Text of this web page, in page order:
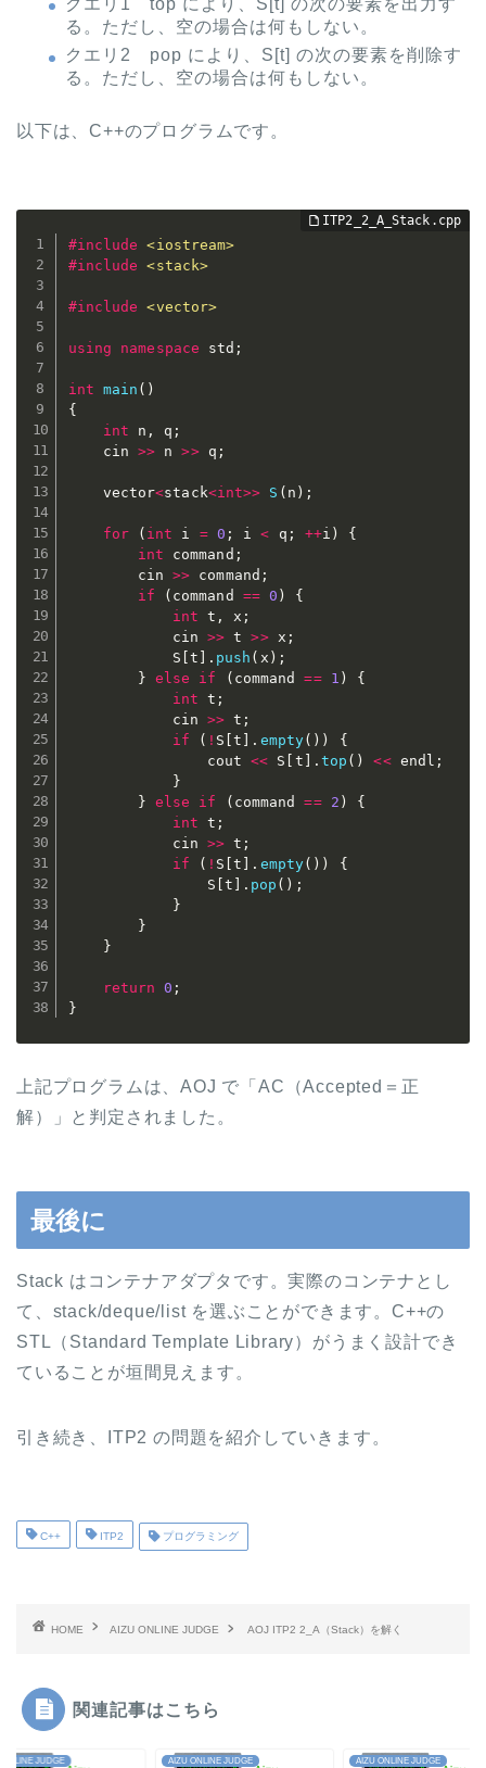
る。ただし、空の場合は何もしない。
クエリ2 pop により、S[t] の次の要素を削除す
る。ただし、空の場合は何もしない。
以下は、C++のプログラムです。
#include
<iostream>
#include <stack>
#include <vector>
using namespace std ;
int main ( )
{
int n , q ;
	cin
>> n >> q ;
	vector
<stack<int>> S ( n ) ;
for ( int i = 0 ; i < q ; ++i )
{
int command ;
		cin
>> command ;
if
( command == 0 )
{
int t , x ;
			cin
>> t >> x ;
			S
t . push ( x ) ;
} else if ( command == 1 )
{
int t ;
			cin
>> t ;
if
( ! S [t . empty( ) )
{
				cout
<< S t . top ( ) << endl ;
}
} else if ( command == 2 )
{
int t ;
			cin
>> t ;
if
( ! S [t . empty( ) )
{
				S
t . pop ( ) ;
}
}
}
return 0 ;
}
上記プログラムは、AOJ で「AC（Accepted＝正
解）」と判定されました。
最後に
Stack はコンテナアダプタです。実際のコンテナとし
て、stack/deque/list を選ぶことができます。C++の
STL（Standard Template Library）がうまく設計でき
ていることが垣間見えます。
引き続き、ITP2 の問題を紹介していきます。
C++ ITP2 プログラミング
HOME AIZU ONLINE JUDGE AOJ ITP2 2_A（Stack）を解く
関連記事はこちら
ONLINE JUDGE AIZU ONLINE JUDGE AIZU ONLINE JUDGE